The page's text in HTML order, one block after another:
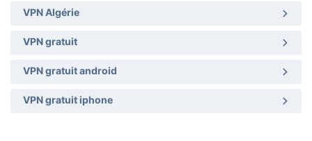
VPN Algérie
VPN gratuit
VPN gratuit android
VPN gratuit iphone